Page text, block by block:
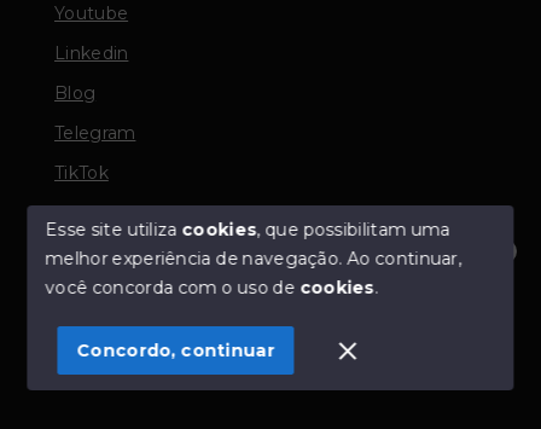
Olá! Estamos disponíveis para te ajudar.
Youtube
Linkedin
Blog
Telegram
TikTok
© Copyright 2026 - TORQUATO ∴ Corretor de Imóveis
- CRECI 42643f | 136.004f Perito Avaliador CNAI 37357
SITE PARA IMOBILIARIA
Esse site utiliza cookies, que possibilitam uma
melhor experiência de navegação.Ao continuar,
você concorda com o uso de cookies.
Concordo, continuar